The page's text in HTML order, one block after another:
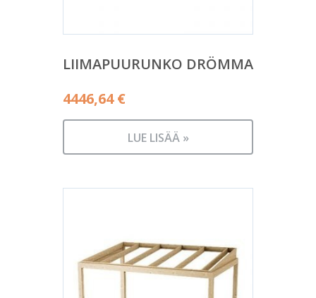
LIIMAPUURUNKO DRÖMMA
4446,64€
LUE LISÄÄ »